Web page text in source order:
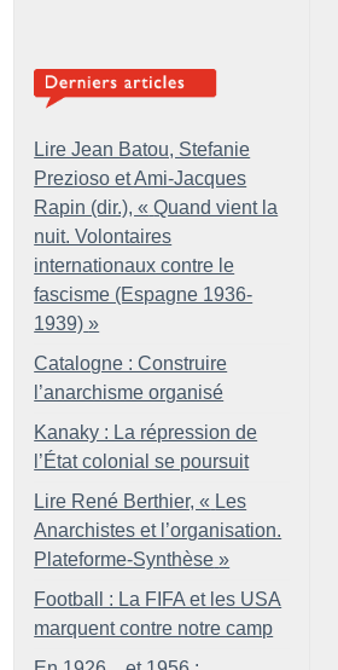
Lire Jean Batou, Stefanie
Prezioso et Ami-Jacques
Rapin (dir.), « Quand vient la
nuit. Volontaires
internationaux contre le
fascisme (Espagne 1936-
1939) »
Catalogne : Construire
l’anarchisme organisé
Kanaky : La répression de
l’État colonial se poursuit
Lire René Berthier, « Les
Anarchistes et l’organisation.
Plateforme-Synthèse »
Football : La FIFA et les USA
marquent contre notre camp